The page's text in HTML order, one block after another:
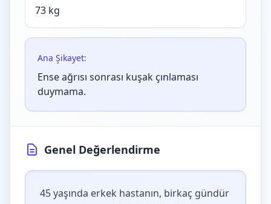
73 kg
Ana Şikayet:
Ense ağrısı sonrası kuşak çınlaması
duymama.
Genel Değerlendirme
45 yaşında erkek hastanın, birkaç gündür